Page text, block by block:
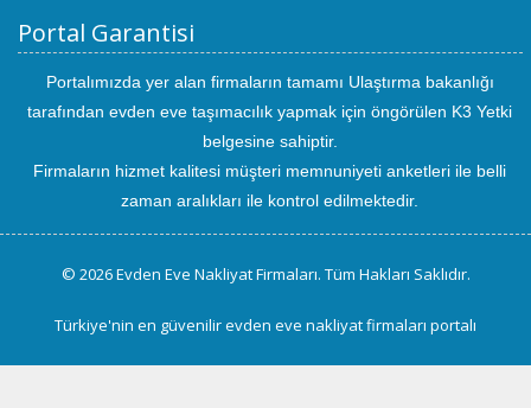
Portal Garantisi
Portalımızda yer alan firmaların tamamı Ulaştırma bakanlığı
tarafından evden eve taşımacılık yapmak için öngörülen K3 Yetki
belgesine sahiptir.
Firmaların hizmet kalitesi müşteri memnuniyeti anketleri ile belli
zaman aralıkları ile kontrol edilmektedir.
© 2026 Evden Eve Nakliyat Firmaları. Tüm Hakları Saklıdır.
Türkiye'nin en güvenilir evden eve nakliyat firmaları portalı